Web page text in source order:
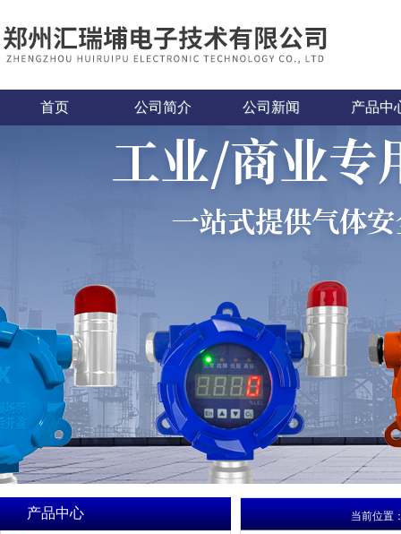
首页 公司简介 公司新闻 产品中
产品中心 当前位置